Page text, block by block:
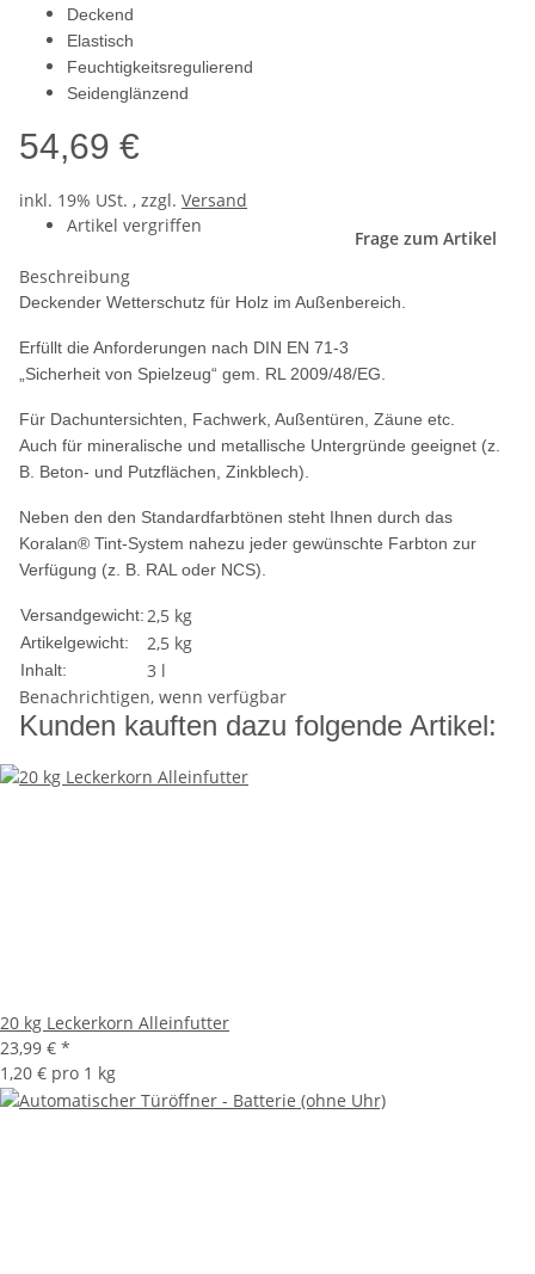
Deckend
Elastisch
Feuchtigkeitsregulierend
Seidenglänzend
54,69 €
inkl. 19% USt. , zzgl. Versand
Artikel vergriffen
Frage zum Artikel
Beschreibung
Deckender Wetterschutz für Holz im Außenbereich.
Erfüllt die Anforderungen nach DIN EN 71-3
„Sicherheit von Spielzeug“ gem. RL 2009/48/EG.
Für Dachuntersichten, Fachwerk, Außentüren, Zäune etc.
Auch für mineralische und metallische Untergründe geeignet (z.
B. Beton- und Putzflächen, Zinkblech).
Neben den den Standardfarbtönen steht Ihnen durch das
Koralan® Tint-System nahezu jeder gewünschte Farbton zur
Verfügung (z. B. RAL oder NCS).
Versandgewicht:2,5 kg
Artikelgewicht: 2,5 kg
Inhalt:
3 l
Benachrichtigen, wenn verfügbar
Kunden kauften dazu folgende Artikel:
20 kg Leckerkorn Alleinfutter
23,99 € *
1,20 € pro 1 kg